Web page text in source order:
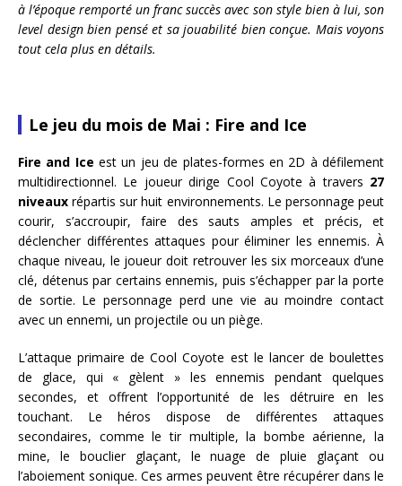
à l’époque remporté un franc succès avec son style bien à lui, son
level design bien pensé et sa jouabilité bien conçue. Mais voyons
tout cela plus en détails.
Le jeu du mois de Mai : Fire and Ice
Fire and Ice est un jeu de plates-formes en 2D à défilement
multidirectionnel. Le joueur dirige Cool Coyote à travers 27
niveaux répartis sur huit environnements. Le personnage peut
courir, s’accroupir, faire des sauts amples et précis, et
déclencher différentes attaques pour éliminer les ennemis. À
chaque niveau, le joueur doit retrouver les six morceaux d’une
clé, détenus par certains ennemis, puis s’échapper par la porte
de sortie. Le personnage perd une vie au moindre contact
avec un ennemi, un projectile ou un piège.
L’attaque primaire de Cool Coyote est le lancer de boulettes
de glace, qui « gèlent » les ennemis pendant quelques
secondes, et offrent l’opportunité de les détruire en les
touchant. Le héros dispose de différentes attaques
secondaires, comme le tir multiple, la bombe aérienne, la
mine, le bouclier glaçant, le nuage de pluie glaçant ou
l’aboiement sonique. Ces armes peuvent être récupérer dans le